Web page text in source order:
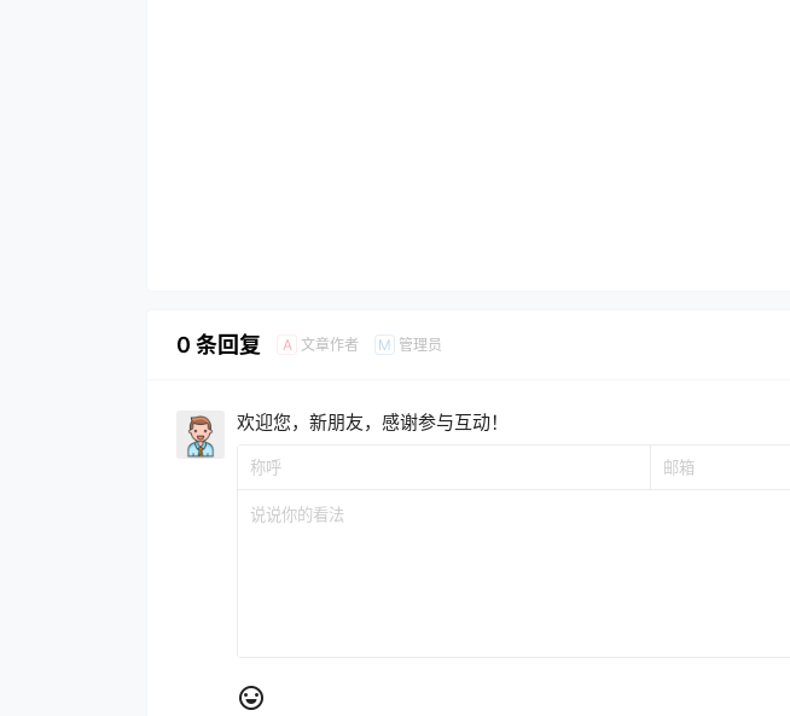
0 条回复 A 文章作者 M 管理员
欢迎您，新朋友，感谢参与互动！